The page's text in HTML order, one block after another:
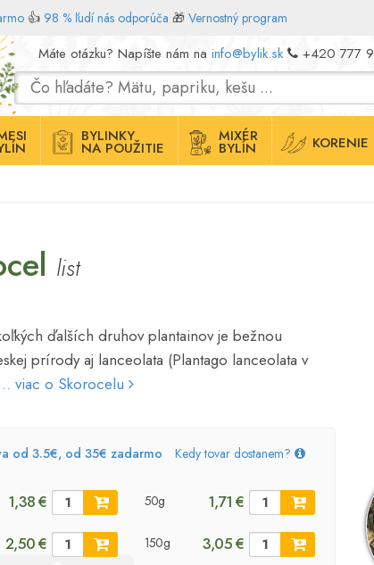
👍 98 % ľudí nás odporúča 🎁 Vernostný program
Máte otázku? Napíšte nám na info@bylik.sk +420 777
BYLINKY
NA POUŽITIE
MIXÉR
BYLÍN KORENIE
list
ďalších druhov plantainov je bežnou
prírody aj lanceolata (Plantago lanceolata v
viac o Skorocelu
od 3.5€, od 35€ zadarmo Kedy tovar dostanem?
1,38 € 50g 1,71 €
2,50 € 150g 3,05 €